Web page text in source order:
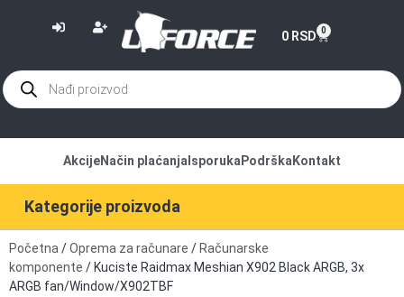
0 RSD 0
Kategorije proizvoda
AkcijeNačin plaćanja Isporuka Podrška Kontakt
Početna /Oprema za računare / Računarske
komponente / Kuciste Raidmax Meshian X902 Black ARGB, 3x
ARGB fan/Window/X902TBF